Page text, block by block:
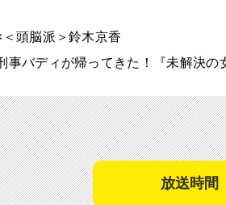
頭脳派＞鈴木京香
事バディが帰ってきた！『未解決の
放送時間